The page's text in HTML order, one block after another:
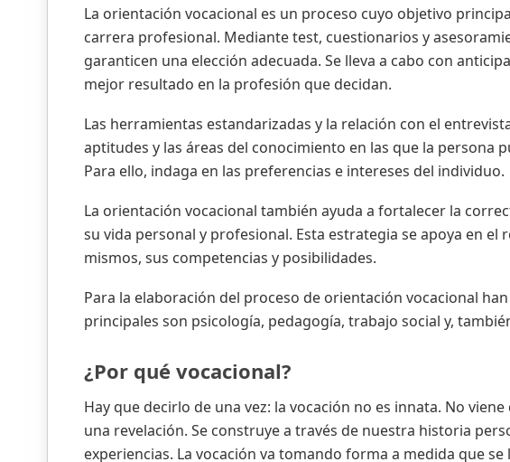
La orientación vocacional es un proceso cuyo objetivo
carrera profesional. Mediante test, cuestionarios y
garanticen una elección adecuada. Se lleva a cabo con
mejor resultado en la profesión que decidan.
Las herramientas estandarizadas y la relación con el
aptitudes y las áreas del conocimiento en las que la persona
Para ello, indaga en las preferencias e intereses del individuo.
La orientación vocacional también ayuda a fortalecer la
su vida personal y profesional. Esta estrategia se apoya en
mismos, sus competencias y posibilidades.
Para la elaboración del proceso de orientación vocacional
principales son psicología, pedagogía, trabajo social y,
¿Por qué vocacional?
Hay que decirlo de una vez: la vocación no es innata. No
una revelación. Se construye a través de nuestra historia
experiencias. La vocación va tomando forma a medida que